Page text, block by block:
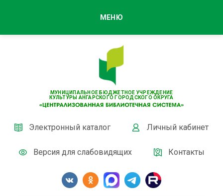
МУНИЦИПАЛЬНОЕ БЮДЖЕТНОЕ УЧРЕЖДЕНИЕ
КУЛЬТУРЫ АНГАРСКОГО ГОРОДСКОГО ОКРУГА
Электронный каталог Личный кабинет
Версия для слабовидящих Контакты
МЕНЮ